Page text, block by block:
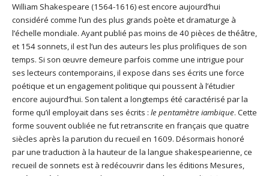
William Shakespeare (1564-1616) est encore aujourd’hui
considéré comme l’un des plus grands poète et dramaturge à
l’échelle mondiale. Ayant publié pas moins de 40 pièces de théâtre,
et 154 sonnets, il est l’un des auteurs les plus prolifiques de son
temps. Si son œuvre demeure parfois comme une intrigue pour
ses lecteurs contemporains, il expose dans ses écrits une force
poétique et un engagement politique qui poussent à l’étudier
encore aujourd’hui. Son talent a longtemps été caractérisé par la
forme qu’il employait dans ses écrits : le pentamètre iambique. Cette
forme souvent oubliée ne fut retranscrite en français que quatre
siècles après la parution du recueil en 1609. Désormais honoré
par une traduction à la hauteur de la langue shakespearienne, ce
recueil de sonnets est à redécouvrir dans les éditions Mesures,